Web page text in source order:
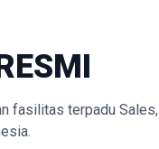
fasilitas terpadu Sales,